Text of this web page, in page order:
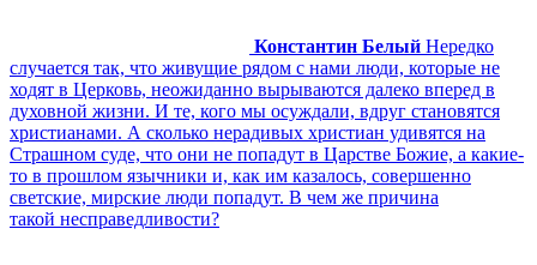
Константин Белый Нередко
случается так, что живущие рядом с нами люди, которые не
ходят в Церковь, неожиданно вырываются далеко вперед в
духовной жизни. И те, кого мы осуждали, вдруг становятся
христианами. А сколько нерадивых христиан удивятся на
Страшном суде, что они не попадут в Царстве Божие, а какие-
то в прошлом язычники и, как им казалось, совершенно
светские, мирские люди попадут. В чем же причина
такой несправедливости?